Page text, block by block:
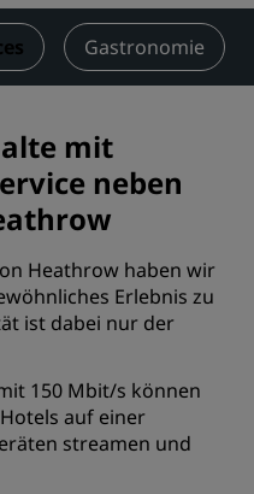
Gastronomie
mit
neben
Heathrow haben wir
Erlebnis zu
ist dabei nur der
150 Mbit/s können
auf einer
streamen und